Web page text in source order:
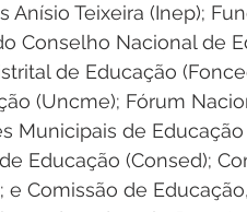
Teixeira (Inep);
Conselho Nacional de
de Educação
(Uncme); Fórum
Municipais de
Educação (Consed);
Comissão de